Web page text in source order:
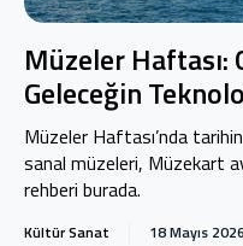
Müzeler Haftası:
Geleceğin
Müzeler Haftası’nda tarihin
sanal müzeleri, Müzekart
rehberi burada.
Kültür Sanat 18 Mayıs 2026